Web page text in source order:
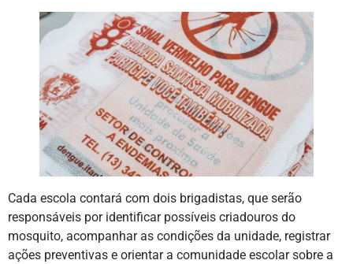
Cada escola contará com dois brigadistas, que serão
responsáveis por identificar possíveis criadouros do
mosquito, acompanhar as condições da unidade, registrar
ações preventivas e orientar a comunidade escolar sobre a